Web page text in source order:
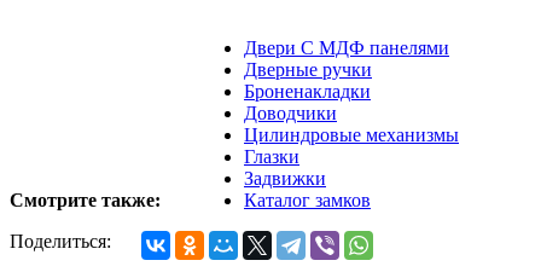
Смотрите также:
Двери С МДФ панелями
Дверные ручки
Броненакладки
Доводчики
Цилиндровые механизмы
Глазки
Задвижки
Каталог замков
Поделиться: